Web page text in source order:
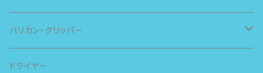
バリカン・クリッパー
スピー
ドライヤー